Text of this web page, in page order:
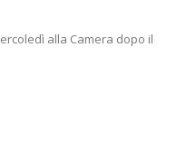
alla Camera dopo il